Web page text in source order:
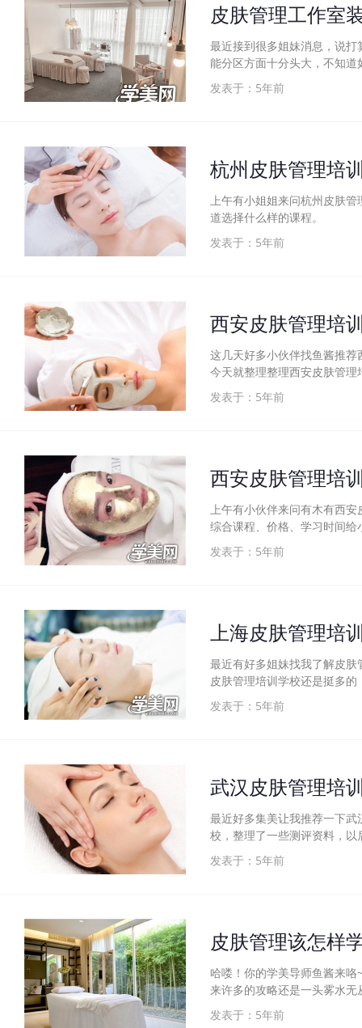
皮肤管理工作室
最近接到很多姐妹消息，说
能分区方面十分头大，不知道
发表于：5年前
杭州皮肤管理培
上午有小姐姐来问杭州皮肤
道选择什么样的课程。
发表于：5年前
西安皮肤管理培
这几天好多小伙伴找鱼酱推
今天就整理整理西安皮肤管
发表于：5年前
西安皮肤管理培
上午有小伙伴来问有木有西
综合课程、价格、学习时间
发表于：5年前
上海皮肤管理培
最近有好多姐妹找我了解皮
皮肤管理培训学校还是挺多的
发表于：5年前
武汉皮肤管理培
最近好多集美让我推荐一下
校，整理了一些测评资料，
发表于：5年前
皮肤管理该怎样
哈喽！你的学美导师鱼酱来
来许多的攻略还是一头雾水
发表于：5年前